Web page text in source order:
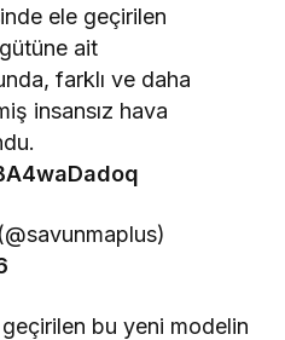
ele geçirilen
ait
farklı ve daha
insansız hava
bu yeni modelin